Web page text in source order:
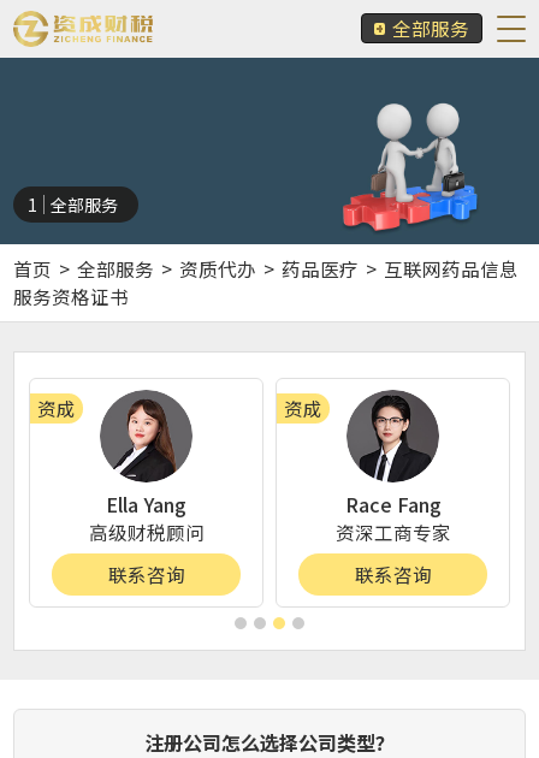
全部服务
1 全部服务
首页 > 全部服务 > 资质代办 > 药品医疗 > 互联网药品信息
服务资格证书
Ella Yang
高级财税顾问
联系咨询
资成
Race Fang
资深工商专家
联系咨询
资成
注册公司怎么选择公司类型？